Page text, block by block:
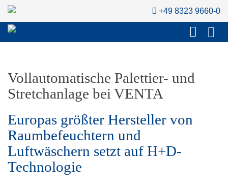
+49 8323 9660-0
Vollautomatische Palettier- und
Stretchanlage bei VENTA
Europas größter Hersteller von
Raumbefeuchtern und
Luftwäschern setzt auf H+D-
Technologie